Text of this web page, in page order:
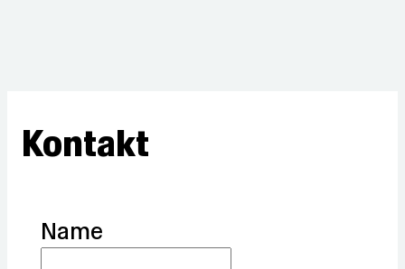
Kontakt
Name